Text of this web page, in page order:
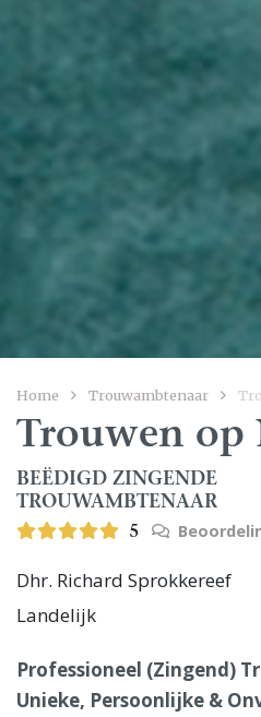
Home Trouwambtenaar
Trouwen op
BEËDIGD ZINGENDE
TROUWAMBTENAAR
5
Dhr. Richard Sprokkereef
Landelijk
Professioneel (Zingend)
Unieke, Persoonlijke &